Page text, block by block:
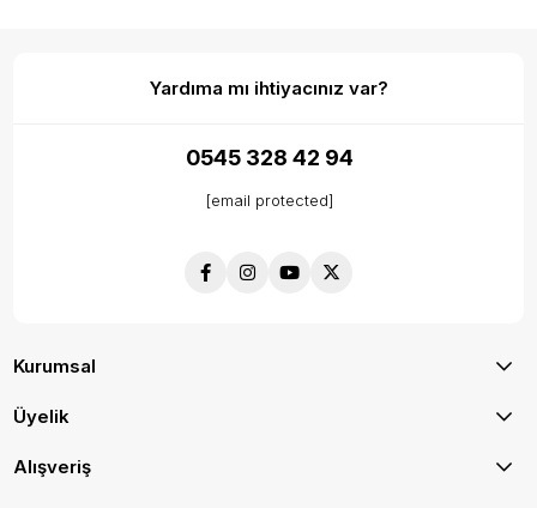
Yardıma mı ihtiyacınız var?
0545 328 42 94
[email protected]
Kurumsal
Üyelik
Alışveriş